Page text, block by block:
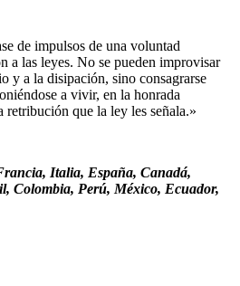
de impulsos de una voluntad
a las leyes. No se pueden improvisar
y a la disipación, sino consagrarse
a vivir, en la honrada
que la ley les señala.»
Italia, España, Canadá,
Colombia, Perú, México, Ecuador,